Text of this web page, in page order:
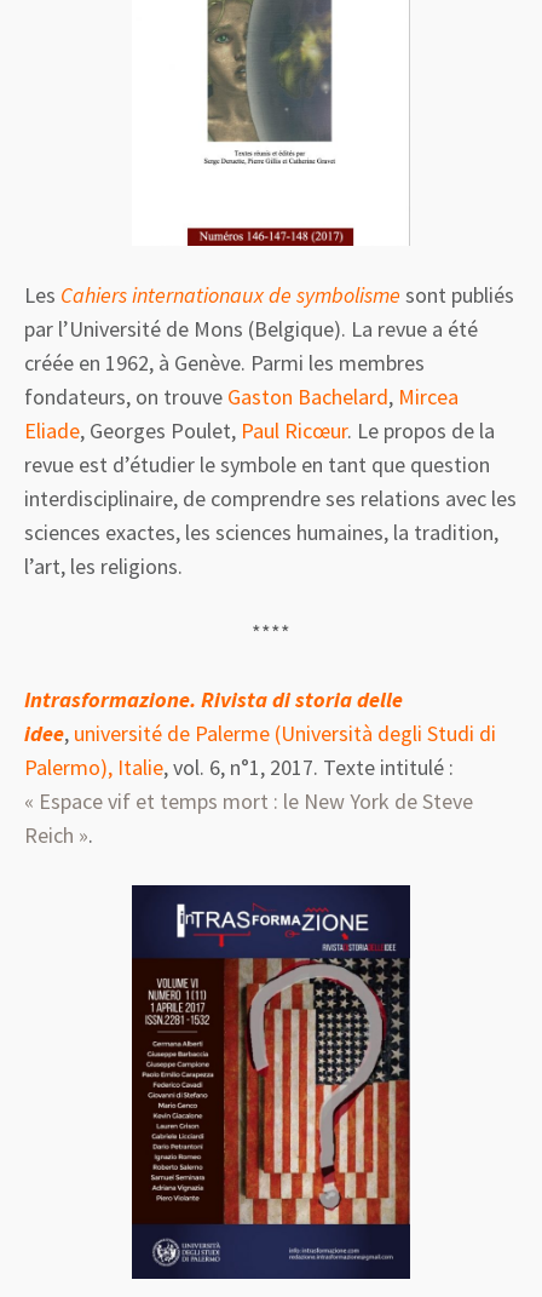
Les Cahiers internationaux de symbolisme sont publiés
par l’Université de Mons (Belgique). La revue a été
créée en 1962, à Genève. Parmi les membres
fondateurs, on trouve Gaston Bachelard, Mircea
Eliade, Georges Poulet, Paul Ricœur. Le propos de la
revue est d’étudier le symbole en tant que question
interdisciplinaire, de comprendre ses relations avec les
sciences exactes, les sciences humaines, la tradition,
l’art, les religions.
****
Intrasformazione. Rivista di storia delle
idee, université de Palerme (Università degli Studi di
Palermo), Italie, vol. 6, n°1, 2017. Texte intitulé :
« Espace vif et temps mort : le New York de Steve
Reich ».